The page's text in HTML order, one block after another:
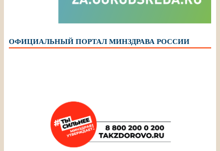
ОФИЦИАЛЬНЫЙ ПОРТАЛ МИНЗДРАВА РОССИИ